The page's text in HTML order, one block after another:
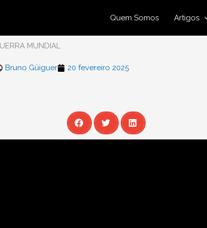
Quem Somos Artigos
MUNDIAL
Bruno Güiguer 20 fevereiro 2025